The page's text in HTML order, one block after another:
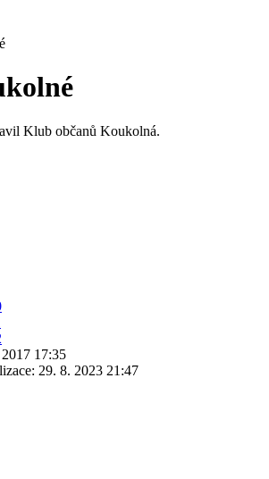
Klub občanů Koukolná.
17:35
29. 8. 2023 21:47